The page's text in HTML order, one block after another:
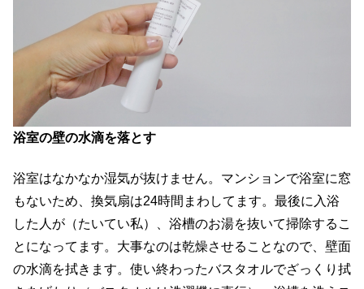
浴室の壁の水滴を落とす
浴室はなかなか湿気が抜けません。マンションで浴室に窓
もないため、換気扇は24時間まわしてます。最後に入浴
した人が（たいてい私）、浴槽のお湯を抜いて掃除するこ
とになってます。大事なのは乾燥させることなので、壁面
の水滴を拭きます。使い終わったバスタオルでざっくり拭